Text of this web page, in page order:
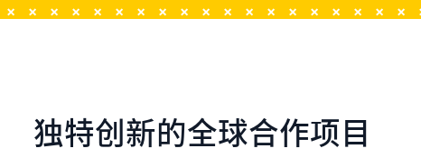
独特创新的全球合作项目